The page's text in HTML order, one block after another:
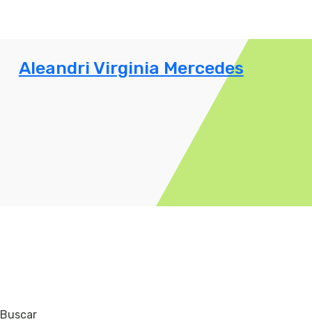
Aleandri Virginia Mercedes
Buscar